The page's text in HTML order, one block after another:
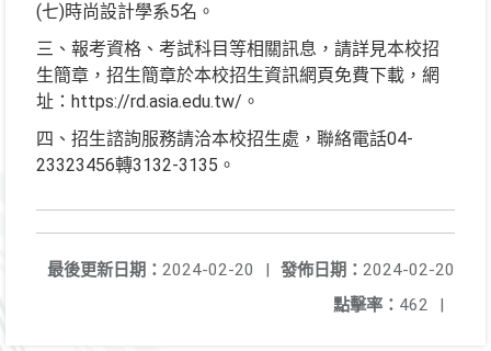
(七)時尚設計學系5名。
三、報考資格、考試科目等相關訊息，請詳見本校招
生簡章，招生簡章於本校招生資訊網頁免費下載，網
址：https://rd.asia.edu.tw/。
四、招生諮詢服務請洽本校招生處，聯絡電話04-
23323456轉3132-3135。
發佈日期： 2024-02-20
最後更新日期： 2024-02-20
|
點擊率： 462 |